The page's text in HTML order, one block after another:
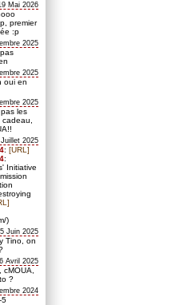
Mai 2026
premier
:p
2025
2025
oui en
2025
les
2025
: [URL]
:
Initiative
)
Juin 2025
Tino, on
Avril 2025
?
2024
5